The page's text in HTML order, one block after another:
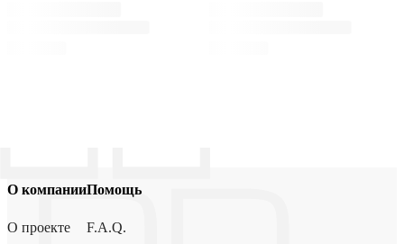
О компании
О проекте
Помощь
F.A.Q.